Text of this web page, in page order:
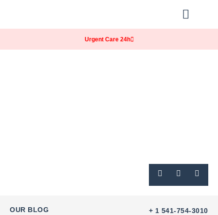
Urgent Care 24h
OUR BLOG + 1 541-754-3010